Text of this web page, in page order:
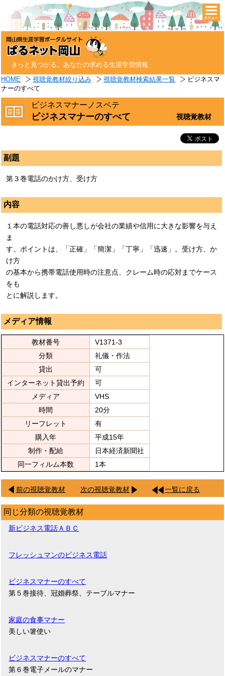
きっと見つかる。あなたの求める生涯学習情報
HOME 視聴覚教材絞り込み 視聴覚教材検索結果一覧
ビジネスマ
ナーのすべて
ビジネスマナーノスベテ
ビジネスマナーのすべて 視聴覚教材
副題
第３巻電話のかけ方、受け方
内容
１本の電話対応の善し悪しが会社の業績や信用に大きな影響を与え
ま
す。ポイントは、「正確」「簡潔」「丁寧」「迅速」。受け方、か
け方
の基本から携帯電話使用時の注意点、クレーム時の応対までケース
をも
とに解説します。
メディア情報
教材番号
V1371-3
分類
礼儀・作法
貸出
可
インターネット貸出予約
可
メディア
VHS
時間
20分
リーフレット
有
購入年
平成15年
制作・配給
日本経済新聞社
同一フィルム本数
1本
前の視聴覚教材 次の視聴覚教材 一覧に戻る
同じ分類の視聴覚教材
新ビジネス電話ＡＢＣ
フレッシュマンのビジネス電話
ビジネスマナーのすべて
第５巻接待、冠婚葬祭、テーブルマナー
家庭の食事マナー
美しい箸使い
ビジネスマナーのすべて
第６巻電子メールのマナー